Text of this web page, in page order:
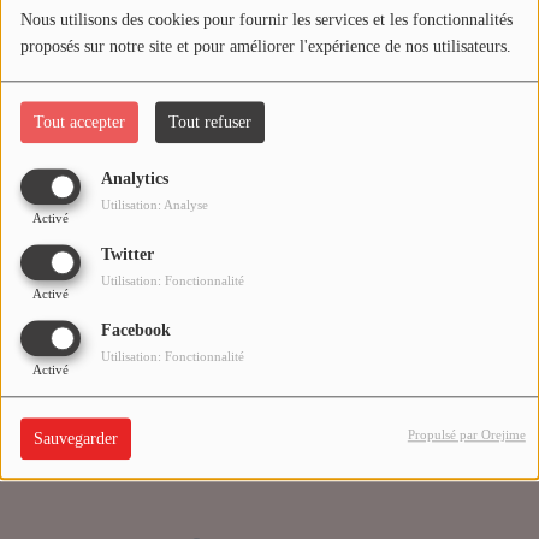
Nous utilisons des cookies pour fournir les services et les fonctionnalités
proposés sur notre site et pour améliorer l'expérience de nos utilisateurs.
Tout accepter Tout refuser
Analytics
Activé
Utilisation: Analyse
Twitter
Activé
Utilisation: Fonctionnalité
Facebook
Activé
Utilisation: Fonctionnalité
Sauvegarder Propulsé par Orejime
Médias
PODCASTS
Agenda
Titres diffusés
Se connecter
Oups, vous avez
rencontré une erreur.
Il semble que la page que vous recherchez n’existe plus.